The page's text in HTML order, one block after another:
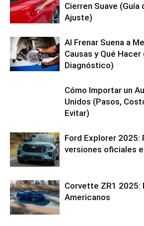
Cierren Suave
Ajuste)
Al Frenar Suena a
Causas y Qué Hacer
Diagnóstico)
Cómo Importar un
Unidos (Pasos,
Evitar)
Ford Explorer 2025:
versiones oficiales
Corvette ZR1 2025:
Americanos